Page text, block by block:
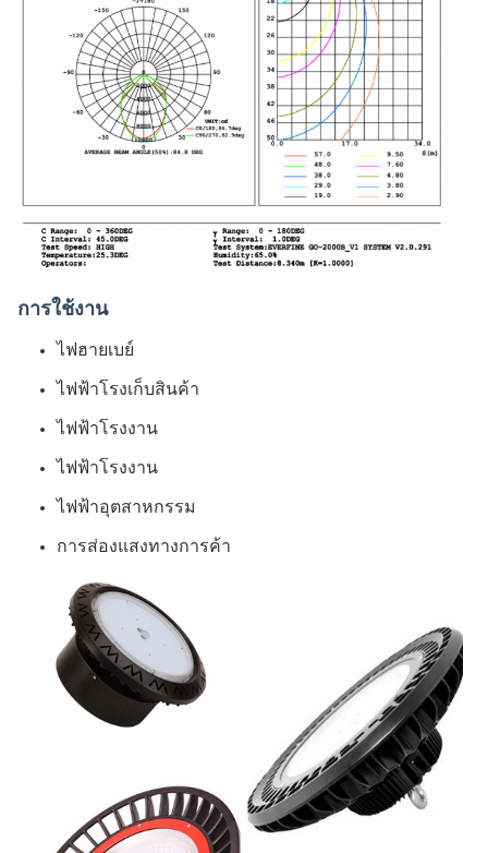
การใช้งาน
ไฟฮายเบย์
ไฟฟ้าโรงเก็บสินค้า
ไฟฟ้าโรงงาน
ไฟฟ้าโรงงาน
ไฟฟ้าอุตสาหกรรม
การส่องแสงทางการค้า